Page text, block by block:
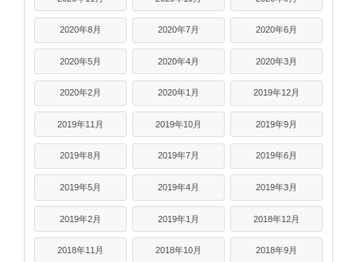
2020年8月 2020年7月 2020年6月
2020年5月 2020年4月 2020年3月
2020年2月 2020年1月 2019年12月
2019年11月 2019年10月 2019年9月
2019年8月 2019年7月 2019年6月
2019年5月 2019年4月 2019年3月
2019年2月 2019年1月 2018年12月
2018年11月 2018年10月 2018年9月